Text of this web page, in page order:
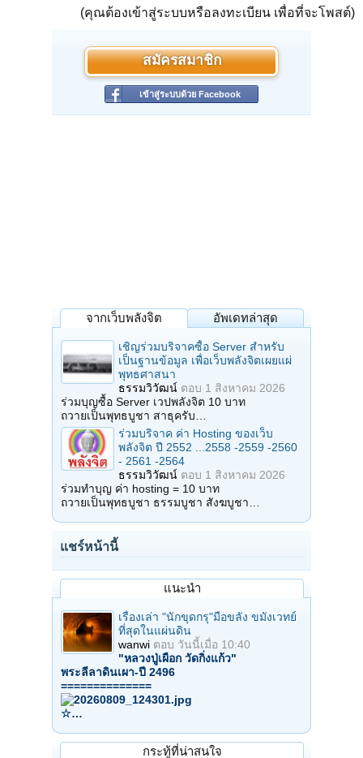
(คุณต้องเข้าสู่ระบบหรือลงทะเบียน เพื่อที่จะโพสต์)
สมัครสมาชิก
เข้าสู่ระบบด้วย Facebook
จากเว็บพลังจิต อัพเดทล่าสุด
เชิญร่วมบริจาคซื้อ Server สำหรับ
เป็นฐานข้อมูล เพื่อเว็บพลังจิตเผยแผ่
พุทธศาสนา
ธรรมวิวัฒน์ ตอบ 1 สิงหาคม 2026
ร่วมบุญซื้อ Server เวปพลังจิต 10 บาท
ถวายเป็นพุทธบูชา สาธุครับ…
ร่วมบริจาค ค่า Hosting ของเว็บ
พลังจิต ปี 2552 ...2558 -2559 -2560
- 2561 -2564
ธรรมวิวัฒน์ ตอบ 1 สิงหาคม 2026
ร่วมทำบุญ ค่า hosting = 10 บาท
ถวายเป็นพุทธบูชา ธรรมบูชา สังฆบูชา…
แชร์หน้านี้
แนะนำ
เรื่องเล่า "นักขุดกรุ"มือขลัง ขมังเวทย์
ที่สุดในแผ่นดิน
wanwi ตอบ วันนี้เมื่อ 10:40
"หลวงปู่เผือก วัดกิ่งแก้ว"
พระลีลาดินเผา-ปี 2496
==============
☆…
กระทู้ที่น่าสนใจ